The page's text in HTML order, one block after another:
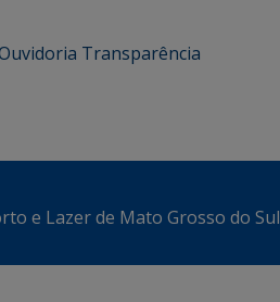
Transparência
e Lazer de Mato Grosso do Sul